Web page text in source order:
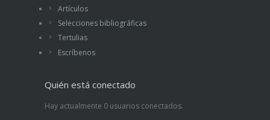
Artículos
Selecciones bibliográficas
Tertulias
Escríbenos
Quién está conectado
Hay actualmente 0 usuarios conectados.